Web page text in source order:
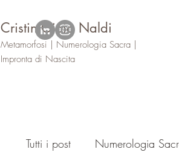
Cristin Gioia Naldi
Metamorfosi | Numerologia Sacra |
Impronta di Nascita
Tutti i post Numerologia